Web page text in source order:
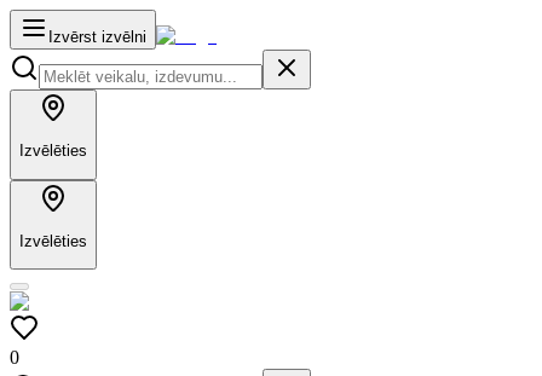
Izvērst izvēlni
Izvēlēties
Izvēlēties
0